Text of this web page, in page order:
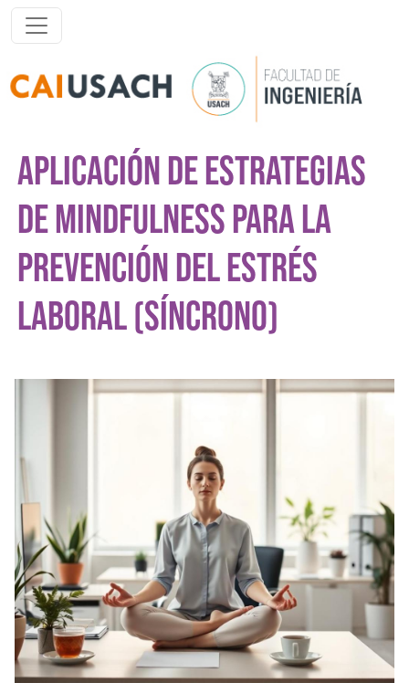
Pasar al contenido principal
APLICACIÓN DE ESTRATEGIAS
DE MINDFULNESS PARA LA
PREVENCIÓN DEL ESTRÉS
LABORAL (SÍNCRONO)
Imagen del curso